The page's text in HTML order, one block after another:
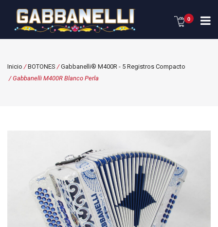
0
Inicio /BOTONES /Gabbanelli® M400R - 5 Registros Compacto
/ Gabbanelli M400R Blanco Perla